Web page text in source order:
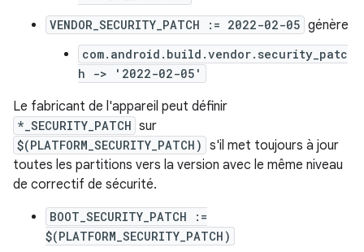
VENDOR_SECURITY_PATCH := 2022-02-05 génère
com.android.build.vendor.security_patc
h -> '2022-02-05'
Le fabricant de l'appareil peut définir
*_SECURITY_PATCH sur
$(PLATFORM_SECURITY_PATCH) s'il met toujours à jour
toutes les partitions vers la version avec le même niveau
de correctif de sécurité.
BOOT_SECURITY_PATCH :=
$(PLATFORM_SECURITY_PATCH)